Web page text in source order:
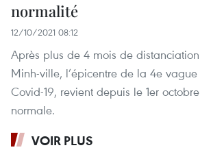
normalité
12/10/2021 08:12
Après plus de 4 mois de
Minh-ville, l’épicentre de la 4e
Covid-19, revient depuis le 1er
normale.
VOIR PLUS